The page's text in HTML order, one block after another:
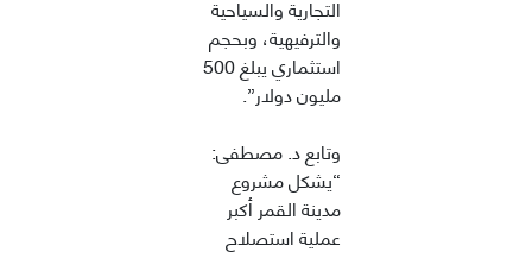
التجارية والسياحية
والترفيهية، وبحجم
استثماري يبلغ 500
مليون دولار”.
وتابع د. مصطفى:
“يشكل مشروع
مدينة القمر أكبر
عملية استصلاح